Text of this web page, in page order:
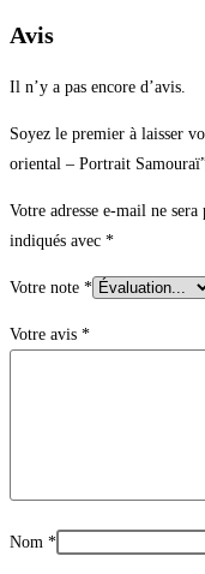
Avis
Il n’y a pas encore d’avis.
Soyez le premier à laisser
oriental – Portrait
Votre adresse e-mail ne sera
indiqués avec *
Votre note *
Votre avis *
Nom *